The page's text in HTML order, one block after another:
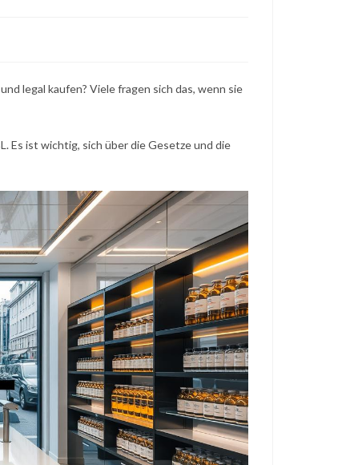
legal kaufen? Viele fragen sich das, wenn sie
Es ist wichtig, sich über die Gesetze und die